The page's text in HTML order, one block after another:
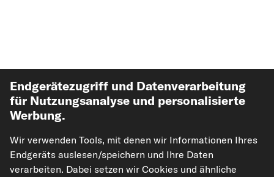
Top Automarken
Top Produkte
Endgerätezugriff und Datenverarbeitung
für Nutzungsanalyse und personalisierte
Werbung.
Wir verwenden Tools, mit denen wir Informationen Ihres
Endgeräts auslesen/speichern und Ihre Daten
verarbeiten. Dabei setzen wir Cookies und ähnliche